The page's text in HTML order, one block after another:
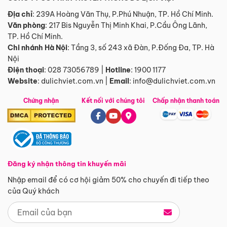
Địa chỉ: 239A Hoàng Văn Thụ, P.Phú Nhuận, TP. Hồ Chí Minh.
Văn phòng: 217 Bis Nguyễn Thị Minh Khai, P.Cầu Ông Lãnh,
TP. Hồ Chí Minh.
Chi nhánh Hà Nội: Tầng 3, số 243 xã Đàn, P.Đống Đa, TP. Hà
Nội
Điện thoại: 028 73056789 Hotline: 1900 1177
Website: dulichviet.com.vn Email: info@dulichviet.com.vn
Chứng nhận
Đăng ký nhận thông tin khuyến mãi
Nhập email để có cơ hội giảm 50% cho chuyến đi tiếp theo
của Quý khách
Kết nối với chúng tôi Chấp nhận thanh toán